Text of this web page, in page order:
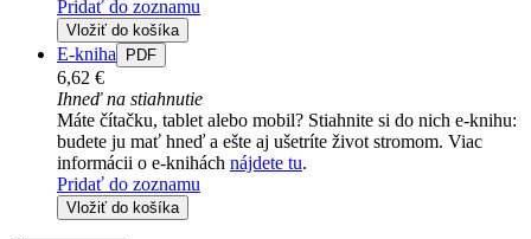
Pridať do zoznamu
Vložiť do košíka
E-kniha PDF
6,62 €
Ihneď na stiahnutie
Máte čítačku, tablet alebo mobil? Stiahnite si do nich e-knihu:
budete ju mať hneď a ešte aj ušetríte život stromom. Viac
informácii o e-knihách nájdete tu.
Pridať do zoznamu
Vložiť do košíka